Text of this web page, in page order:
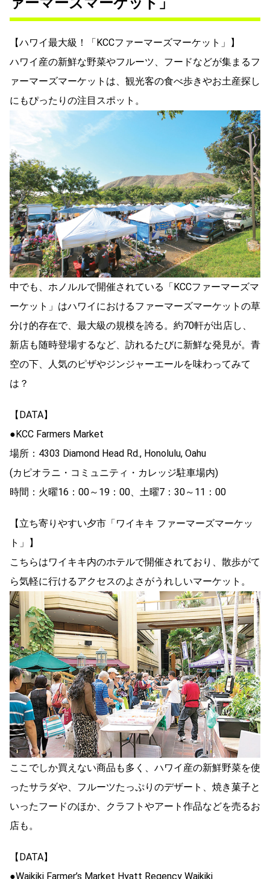
【ハワイ最大級！「KCCファーマーズマーケット」】
ハワイ産の新鮮な野菜やフルーツ、フードなどが集まるフ
ァーマーズマーケットは、観光客の食べ歩きやお土産探し
にもぴったりの注目スポット。
中でも、ホノルルで開催されている「KCCファーマーズマ
ーケット」はハワイにおけるファーマーズマーケットの草
分け的存在で、最大級の規模を誇る。約70軒が出店し、
新店も随時登場するなど、訪れるたびに新鮮な発見が。青
空の下、人気のピザやジンジャーエールを味わってみて
は？
【DATA】
●KCC Farmers Market
場所：4303 Diamond Head Rd., Honolulu, Oahu
(カピオラニ・コミュニティ・カレッジ駐車場内)
時間：火曜16：00～19：00、土曜7：30～11：00
【立ち寄りやすい夕市「ワイキキ ファーマーズマーケッ
ト」】
こちらはワイキキ内のホテルで開催されており、散歩がて
ら気軽に行けるアクセスのよさがうれしいマーケット。
ここでしか買えない商品も多く、ハワイ産の新鮮野菜を使
ったサラダや、フルーツたっぷりのデザート、焼き菓子と
いったフードのほか、クラフトやアート作品などを売るお
店も。
【DATA】
●Waikiki Farmer’s Market Hyatt Regency Waikiki